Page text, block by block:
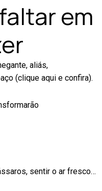
em
aliás,
(clique aqui e confira).
sentir o ar fresco…